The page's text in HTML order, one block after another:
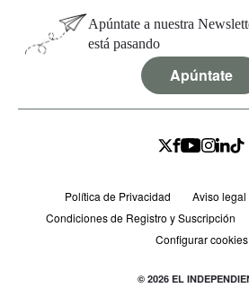
Apúntate a nuestra
está pasando
Apúntate
Política de Privacidad
Aviso legal
Condiciones de Registro y Suscripción
Configurar cookies
© 2026 EL